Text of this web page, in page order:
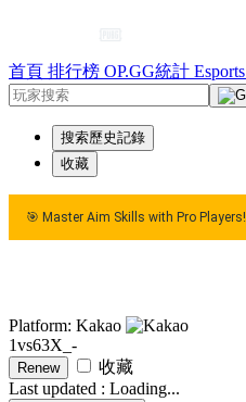
首頁 排行榜 OP.GG統計 Esports
搜索歷史記錄
收藏
🎯 Master Aim Skills with Pro Players!
Platform: Kakao
1vs63X_-
Renew
收藏
Last updated : Loading...